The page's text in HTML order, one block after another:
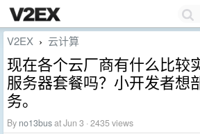
V2EX › 云计算
现在各个云厂商有什么比较
服务器套餐吗？小开发者想
务。
By no13busat Jun 3 · 2435 views